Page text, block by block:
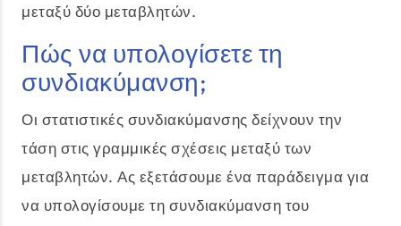
μεταξύ δύο μεταβλητών.
Πώς να υπολογίσετε τη
συνδιακύμανση;
Οι στατιστικές συνδιακύμανσης δείχνουν την
τάση στις γραμμικές σχέσεις μεταξύ των
μεταβλητών. Ας εξετάσουμε ένα παράδειγμα για
να υπολογίσουμε τη συνδιακύμανση του